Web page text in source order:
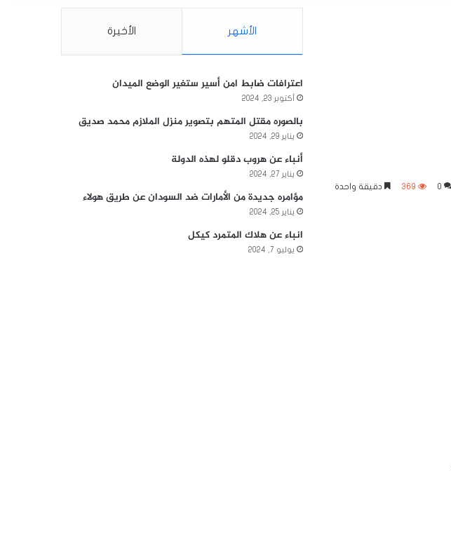
0
369 دقيقة واحدة
الأشهر الأخيرة
اعترافات ضابط امن أسير ستغير الوضع الميدان
أكتوبر 23, 2024
بالصوره مقتل المتهم بتصوير منزل الملازم محمد صديق
يناير 29, 2024
أنباء عن هروب دقلو لهذه الدولة
يناير 27, 2024
مؤامره جديدة من الأمارات ضد السودان عن طريق هولاء
يناير 25, 2024
انباء عن هلاك المتمرد كيكل
يوليو 7, 2024